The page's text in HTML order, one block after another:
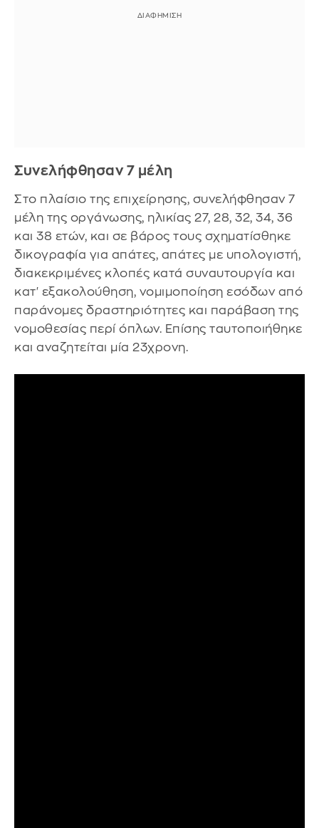
Συνελήφθησαν 7 μέλη
Στο πλαίσιο της επιχείρησης, συνελήφθησαν 7
μέλη της οργάνωσης, ηλικίας 27, 28, 32, 34, 36
και 38 ετών, και σε βάρος τους σχηματίσθηκε
δικογραφία για απάτες, απάτες με υπολογιστή,
διακεκριμένες κλοπές κατά συναυτουργία και
κατ' εξακολούθηση, νομιμοποίηση εσόδων από
παράνομες δραστηριότητες και παράβαση της
νομοθεσίας περί όπλων. Επίσης ταυτοποιήθηκε
και αναζητείται μία 23χρονη.